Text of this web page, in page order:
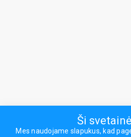
Ši
Mes naudojame slapukus, kad